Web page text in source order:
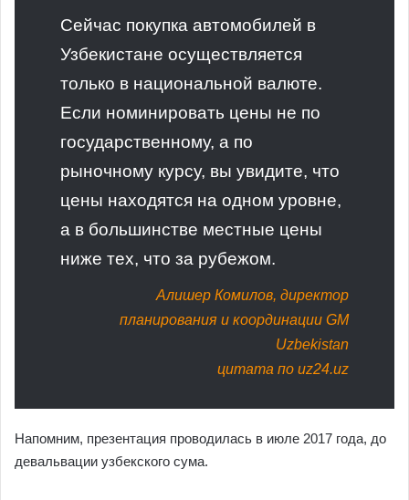
Сейчас покупка автомобилей в
Узбекистане осуществляется
только в национальной валюте.
Если номинировать цены не по
государственному, а по
рыночному курсу, вы увидите, что
цены находятся на одном уровне,
а в большинстве местные цены
ниже тех, что за рубежом.
Алишер Комилов, директор
планирования и координации GM
Uzbekistan
цитата по uz24.uz
Напомним, презентация проводилась в июле 2017 года, до
девальвации узбекского сума.